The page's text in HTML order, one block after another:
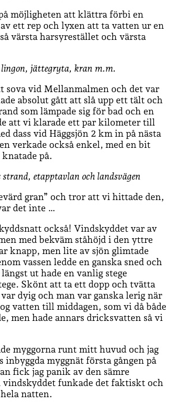
möjligheten att klättra förbi en
ett rep och lyxen att ta vatten ur en
värsta harsyrestället och värsta
jättegryta, kran m.m.
sova vid Mellanmalmen och det var
absolut gått att slå upp ett tält och
som lämpade sig för bad och en
att vi klarade ett par kilometer till
dass vid Häggsjön 2 km in på nästa
verkade också enkel, med en bit
på.
etapptavlan och landsvägen
gran” och tror att vi hittade den,
det inte …
också! Vindskyddet var av
med bekväm ståhöjd i den yttre
knapp, men lite av sjön glimtade
vassen ledde en ganska sned och
ut hade en vanlig stege
Skönt att ta ett dopp och tvätta
dyig och man var ganska lerig när
vatten till middagen, som vi då både
men hade annars dricksvatten så vi
myggorna runt mitt huvud och jag
inbyggda myggnät första gången på
fick jag panik av den sämre
funkade det faktiskt och
natten.